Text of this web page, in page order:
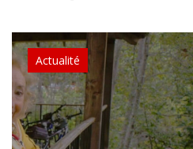
Actualité